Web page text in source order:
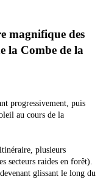
magnifique des
la Combe de la
progressivement, puis
au cours de la
plusieurs
secteurs raides en forêt).
glissant le long du